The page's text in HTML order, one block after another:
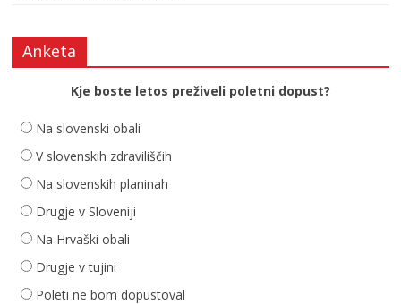
Anketa
Kje boste letos preživeli poletni dopust?
Na slovenski obali
V slovenskih zdraviliščih
Na slovenskih planinah
Drugje v Sloveniji
Na Hrvaški obali
Drugje v tujini
Poleti ne bom dopustoval